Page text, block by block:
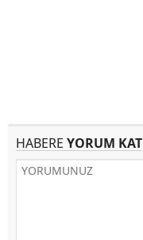
HABERE YORUM KAT